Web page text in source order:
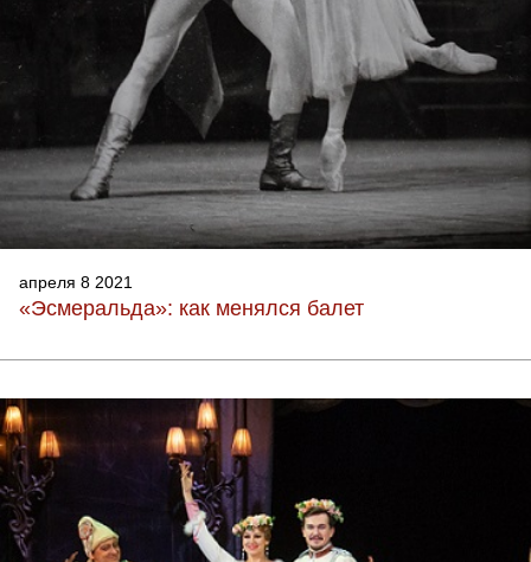
апреля 8 2021
«Эсмеральда»: как менялся балет